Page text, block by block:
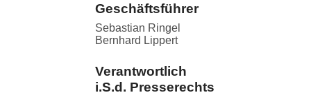
Geschäftsführer
Sebastian Ringel
Bernhard Lippert
Verantwortlich
i.S.d. Presserechts